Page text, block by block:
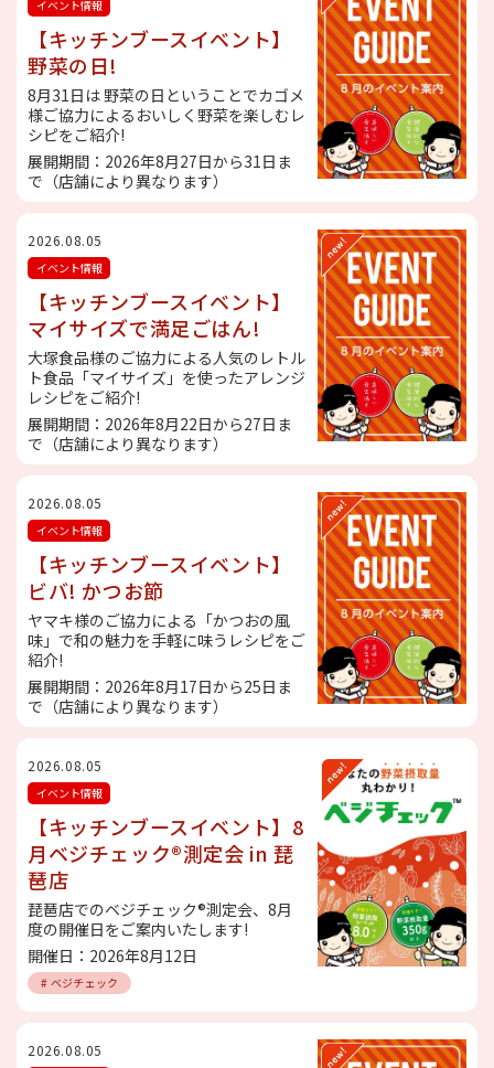
イベント情報
【キッチンブースイベント】
野菜の日!
8月31日は 野菜の日ということでカゴメ
様ご協力によるおいしく野菜を楽しむレ
シピをご紹介!
展開期間：2026年8月27日から31日ま
で（店舗により異なります）
2026.08.05
イベント情報
【キッチンブースイベント】
マイサイズで満足ごはん!
大塚食品様のご協力による人気のレトル
ト食品「マイサイズ」を使ったアレンジ
レシピをご紹介!
展開期間：2026年8月22日から27日ま
で（店舗により異なります）
2026.08.05
イベント情報
【キッチンブースイベント】
ビバ! かつお節
ヤマキ様のご協力による「かつおの風
味」で和の魅力を手軽に味うレシピをご
紹介!
展開期間：2026年8月17日から25日ま
で（店舗により異なります）
2026.08.05
イベント情報
【キッチンブースイベント】8
月ベジチェック®測定会 in 琵
琶店
琵琶店でのベジチェック®測定会、8月
度の開催日をご案内いたします!
開催日：2026年8月12日
# ベジチェック
2026.08.05